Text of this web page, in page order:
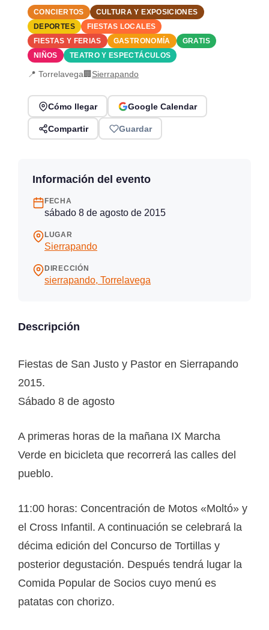
CONCIERTOS
CULTURA Y EXPOSICIONES
DEPORTES
FIESTAS LOCALES
FIESTAS Y FERIAS
GASTRONOMÍA
GRATIS
NIÑOS
TEATRO Y ESPECTÁCULOS
📍 Torrelavega🏢 Sierrapando
Cómo llegar Google Calendar
Compartir Guardar
Información del evento
FECHA
sábado 8 de agosto de 2015
LUGAR
Sierrapando
DIRECCIÓN
sierrapando, Torrelavega
Descripción
Fiestas de San Justo y Pastor en Sierrapando
2015.
Sábado 8 de agosto
A primeras horas de la mañana IX Marcha
Verde en bicicleta que recorrerá las calles del
pueblo.
11:00 horas: Concentración de Motos «Moltó» y
el Cross Infantil. A continuación se celebrará la
décima edición del Concurso de Tortillas y
posterior degustación. Después tendrá lugar la
Comida Popular de Socios cuyo menú es
patatas con chorizo.